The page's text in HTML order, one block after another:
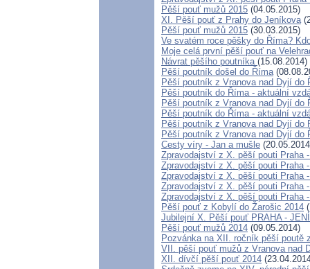
Pěší pouť mužů 2015 (04.05.2015)
XI. Pěší pouť z Prahy do Jeníkova
Pěší pouť mužů 2015 (30.03.2015)
Ve svatém roce pěšky do Říma?
Moje celá první pěší pouť na
Návrat pěšího poutníka (15.08.2014)
Pěší poutník došel do Říma
Pěší poutník z Vranova nad Dyjí do
Pěší poutník do Říma - aktuální
Pěší poutník z Vranova nad Dyjí do
Pěší poutník do Říma - aktuální
Pěší poutník z Vranova nad Dyjí do
Pěší poutník z Vranova nad Dyjí do
Cesty víry - Jan a mušle
Zpravodajství z X. pěší pouti Praha
Zpravodajství z X. pěší pouti Praha
Zpravodajství z X. pěší pouti Praha
Zpravodajství z X. pěší pouti Praha
Zpravodajství z X. pěší pouti Praha
Pěší pouť z Kobylí do Žarošic 2014
Jubilejní X. Pěší pouť PRAHA -
Pěší pouť mužů 2014 (09.05.2014)
Pozvánka na XII. ročník pěší poutě
VII. pěší pouť mužů z Vranova nad
XII. dívčí pěší pouť 2014